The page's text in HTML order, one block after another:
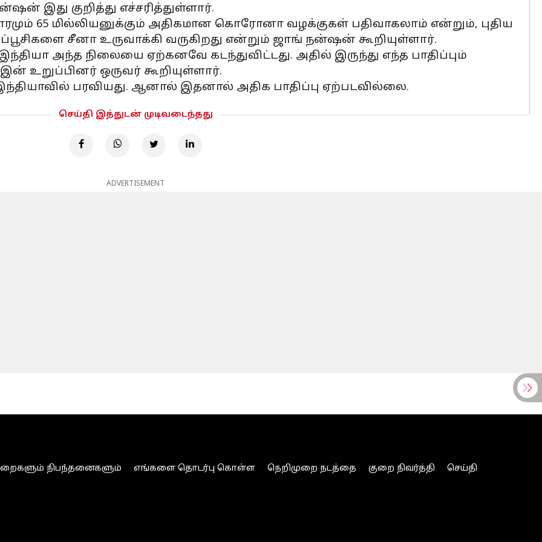
இது குறித்து எச்சரித்துள்ளார்.
65 மில்லியனுக்கும் அதிகமான கொரோனா வழக்குகள் பதிவாகலாம் என்றும், புதிய
சீனா உருவாக்கி வருகிறது என்றும் ஜாங் நன்ஷன் கூறியுள்ளார்.
அந்த நிலையை ஏற்கனவே கடந்துவிட்டது. அதில் இருந்து எந்த பாதிப்பும்
உறுப்பினர் ஒருவர் கூறியுள்ளார்.
பரவியது. ஆனால் இதனால் அதிக பாதிப்பு ஏற்படவில்லை.
செய்தி இத்துடன் முடிவடைந்தது
ADVERTISEMENT
நிபந்தனைகளும் எங்களை தொடர்பு கொள்ள நெறிமுறை நடத்தை குறை நிவர்த்தி செய்தி